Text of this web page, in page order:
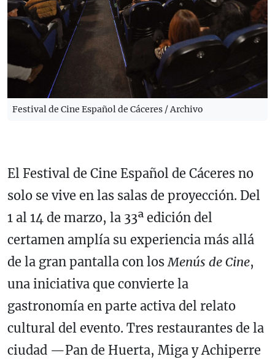
Festival de Cine Español de Cáceres / Archivo
El Festival de Cine Español de Cáceres no
solo se vive en las salas de proyección. Del
1 al 14 de marzo, la 33ª edición del
certamen amplía su experiencia más allá
de la gran pantalla con losMenús de Cine,
una iniciativa que convierte la
gastronomía en parte activa del relato
cultural del evento. Tres restaurantes de la
ciudad —Pan de Huerta, Miga y Achiperre